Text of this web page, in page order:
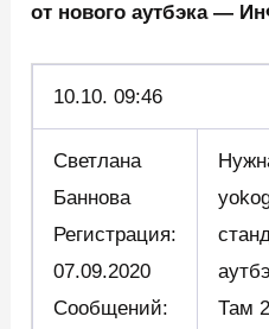
от нового аутбэка —
10.10. 09:46
Светлана
Баннова
Регистрация:
07.09.2020
Сообщений:
Там